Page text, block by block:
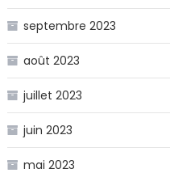
septembre 2023
août 2023
juillet 2023
juin 2023
mai 2023